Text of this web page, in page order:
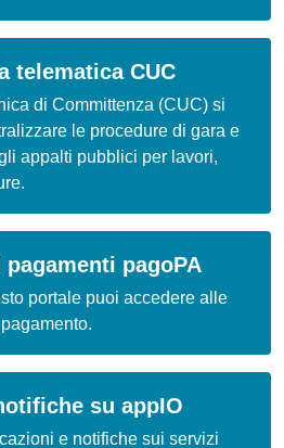
telematica CUC
di Committenza (CUC) si
le procedure di gara e
appalti pubblici per lavori,
pagoPA
portale puoi accedere alle
su appIO
e notifiche sui servizi